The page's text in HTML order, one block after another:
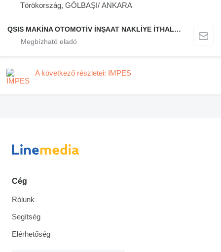
Törökország, GÖLBAŞI/ ANKARA
QSIS MAKİNA OTOMOTİV İNŞAAT NAKLİYE İTHALAT İHRACAT LİMİTED ŞİRKETİ
A következő részletei: IMPES
Cég
Rólunk
Segítség
Elérhetőség